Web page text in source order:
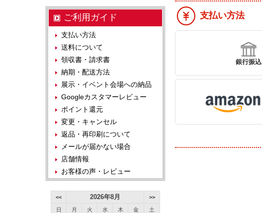
支払い方法
銀行振込
ご利用ガイド
支払い方法
送料について
領収書・請求書
納期・配送方法
展示・イベント会場への納品
Googleカスタマーレビュー
ポイント還元
変更・キャンセル
返品・再印刷について
メールが届かない場合
店舗情報
お客様の声・レビュー
<< 2026年8月 >>
日 月 火 水 木 金 土